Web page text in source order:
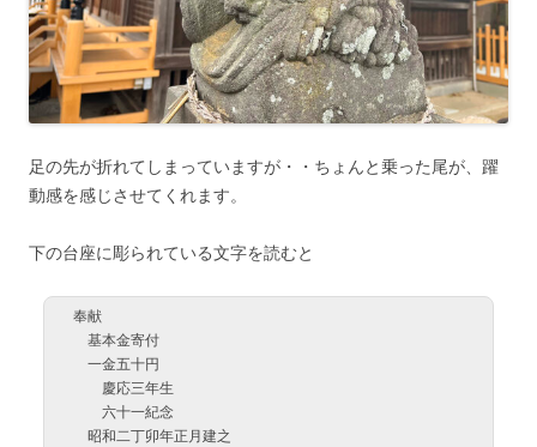
足の先が折れてしまっていますが・・ちょんと乗った尾が、躍
動感を感じさせてくれます。
下の台座に彫られている文字を読むと
奉献
基本金寄付
一金五十円
慶応三年生
六十一紀念
昭和二丁卯年正月建之